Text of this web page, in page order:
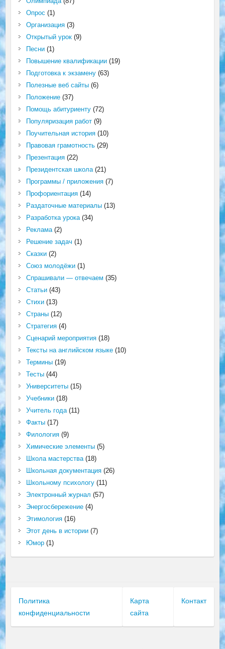
Опрос (1)
Организация(3)
Открытый урок(9)
Песни(1)
Повышение квалификации(19)
Подготовка к экзамену(63)
Полезные веб сайты(6)
Положение(37)
Помощь абитуриенту(72)
Популяризация работ(9)
Поучительная история(10)
Правовая грамотность(29)
Презентация(22)
Президентская школа(21)
Программы / приложения(7)
Профориентация(14)
Раздаточные материалы(13)
Разработка урока(34)
Реклама(2)
Решение задач (1)
Сказки(2)
Союз молодёжи(1)
Спрашивали — отвечаем (35)
Статьи(43)
Стихи(13)
Страны(12)
Стратегия(4)
Сценарий мероприятия(18)
Тексты на английском языке(10)
Термины(19)
Тесты(44)
Университеты(15)
Учебники(18)
Учитель года(11)
Факты(17)
Филология(9)
Химические элементы(5)
Школа мастерства(18)
Школьная документация(26)
Школьному психологу(11)
Электронный журнал (57)
Энергосбережение(4)
Этимология(16)
Этот день в истории(7)
Юмор(1)
Политика
конфиденциальности
Карта
сайта
Контакт